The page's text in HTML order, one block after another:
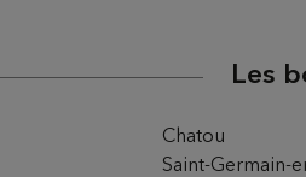
Les
Chatou
Saint-Germain-